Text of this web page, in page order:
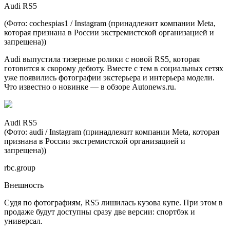
Audi RS5
(Фото: cochespias1 / Instagram (принадлежит компании Metа,
которая признана в России экстремистской организацией и
запрещена))
Audi выпустила тизерные ролики с новой RS5, которая
готовится к скорому дебюту. Вместе с тем в социальных сетях
уже появились фотографии экстерьера и интерьера модели.
Что известно о новинке — в обзоре Autonews.ru.
Audi RS5
(Фото: audi / Instagram (принадлежит компании Metа, которая
признана в России экстремистской организацией и
запрещена))
rbc.group
Внешность
Судя по фотографиям, RS5 лишилась кузова купе. При этом в
продаже будут доступны сразу две версии: спортбэк и
универсал.